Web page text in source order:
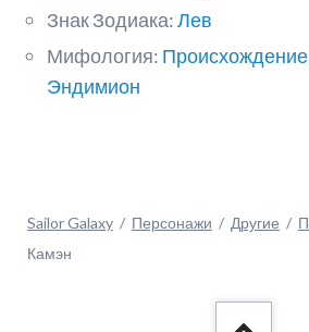
Знак Зодиака:Лев
Мифология:
Эндимион
Sailor Galaxy Персонажи Другие
Камэн